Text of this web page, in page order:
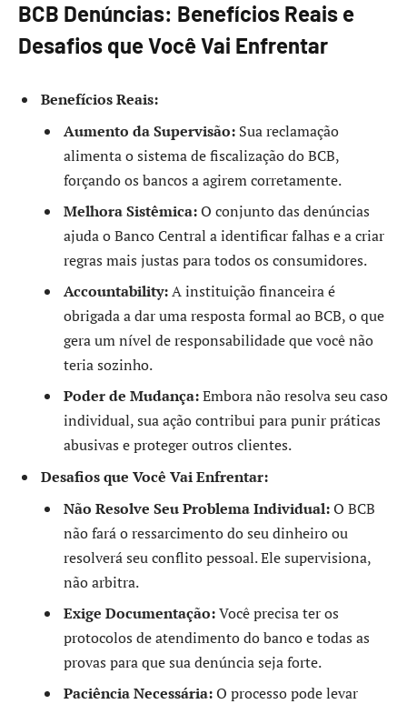
BCB Denúncias: Benefícios Reais e
Desafios que Você Vai Enfrentar
Benefícios Reais:
Aumento da Supervisão: Sua reclamação
alimenta o sistema de fiscalização do BCB,
forçando os bancos a agirem corretamente.
Melhora Sistêmica:O conjunto das denúncias
ajuda o Banco Central a identificar falhas e a criar
regras mais justas para todos os consumidores.
Accountability:A instituição financeira é
obrigada a dar uma resposta formal ao BCB, o que
gera um nível de responsabilidade que você não
teria sozinho.
Poder de Mudança:Embora não resolva seu caso
individual, sua ação contribui para punir práticas
abusivas e proteger outros clientes.
Desafios que Você Vai Enfrentar:
Não Resolve Seu Problema Individual:O BCB
não fará o ressarcimento do seu dinheiro ou
resolverá seu conflito pessoal. Ele supervisiona,
não arbitra.
Exige Documentação:Você precisa ter os
protocolos de atendimento do banco e todas as
provas para que sua denúncia seja forte.
Paciência Necessária:O processo pode levar